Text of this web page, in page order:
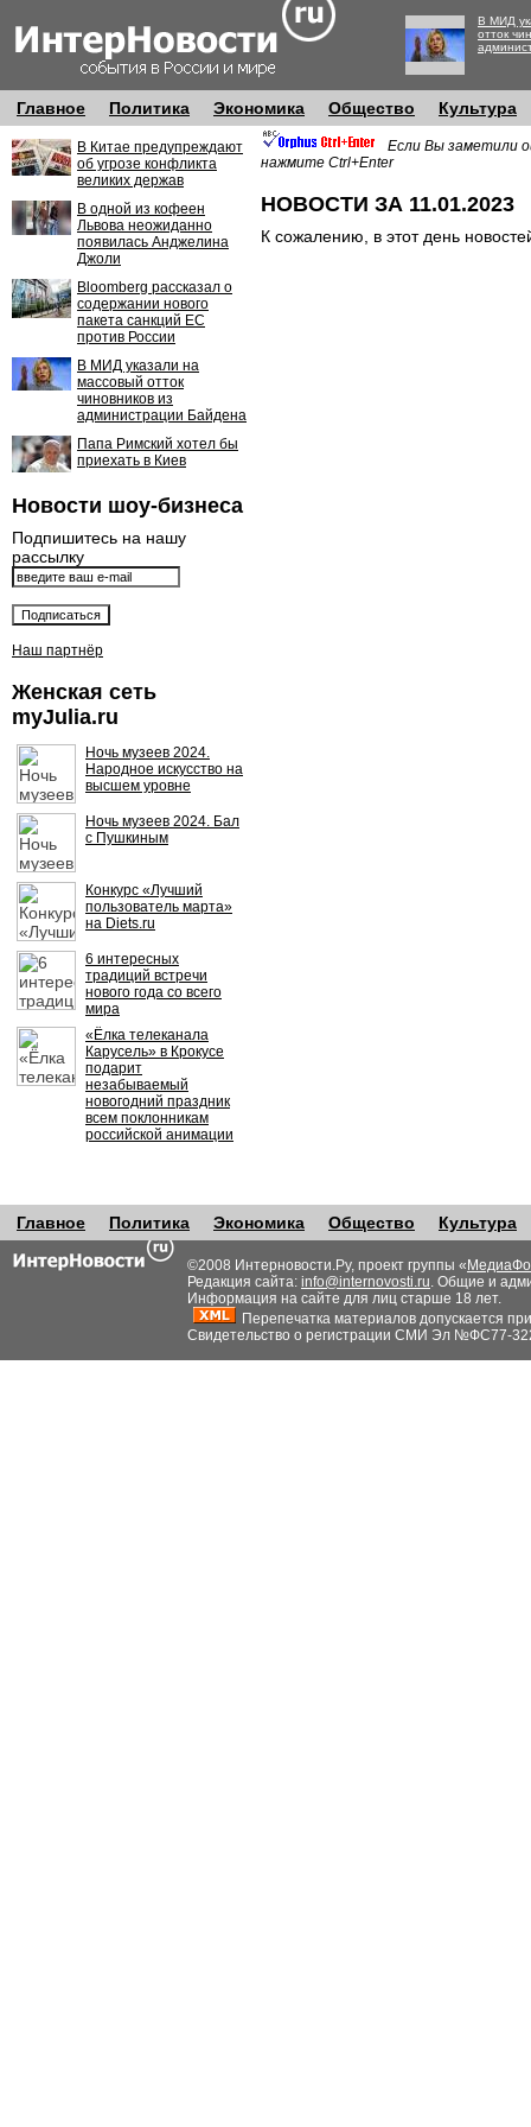
В МИД
отток
Главное Политика Экономика Общество Культура
В Китае предупреждают
об угрозе конфликта
великих держав
В одной из кофеен
Львова неожиданно
появилась Анджелина
Джоли
Bloomberg рассказал о
содержании нового
пакета санкций ЕС
против России
В МИД указали на
массовый отток
чиновников из
администрации Байдена
Папа Римский хотел бы
приехать в Киев
Новости шоу-бизнеса
Подпишитесь на нашу
рассылку
Наш партнёр
Женская сеть
myJulia.ru
Ночь музеев 2024.
Народное искусство на
высшем уровне
Ночь музеев 2024. Бал
с Пушкиным
Конкурс «Лучший
пользователь марта»
на Diets.ru
6 интересных
традиций встречи
нового года со всего
мира
«Ёлка телеканала
Карусель» в Крокусе
подарит
незабываемый
новогодний праздник
всем поклонникам
российской анимации
Если Вы заметили
нажмите Ctrl+Enter
НОВОСТИ ЗА 11.01.2023
К сожалению, в этот день
Главное Политика Экономика Общество Культура
©2008 Интерновости.Ру, проект группы «
Редакция сайта: info@internovosti.ru. Общие и
Информация на сайте для лиц старше 18 лет.
Перепечатка материалов допускается
Свидетельство о регистрации СМИ Эл №ФС77-